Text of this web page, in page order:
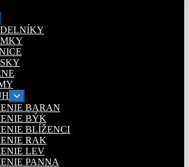
Rozbaliť
podradené
menu
BARAN
BÝK
BLÍŽENCI
RAK
LEV
PANNA